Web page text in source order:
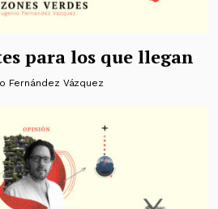
para los que llegan
Fernández Vázquez